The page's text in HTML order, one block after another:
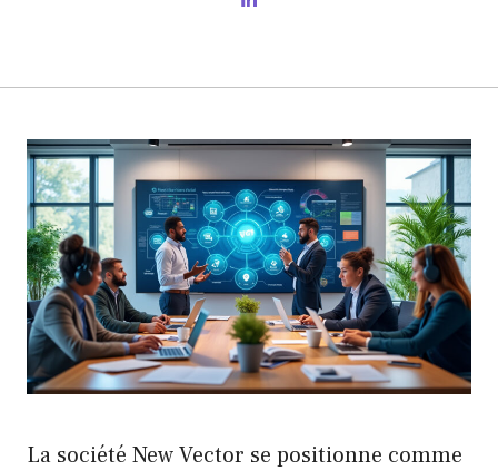
La société New Vector se positionne comme